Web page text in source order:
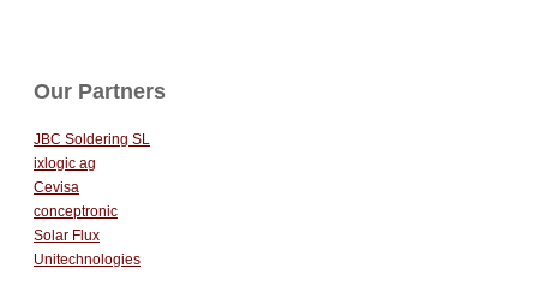
Our Partners
JBC Soldering SL
ixlogic ag
Cevisa
conceptronic
Solar Flux
Unitechnologies